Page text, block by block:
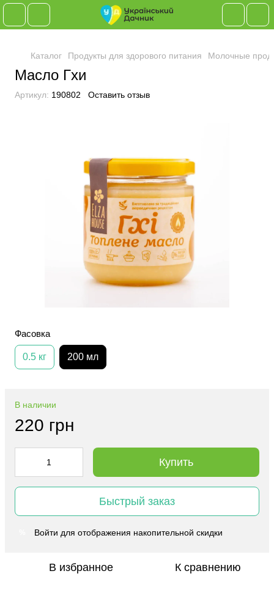
Каталог Продукты для здорового питания Молочные
Масло Гхи
Артикул: 190802 Оставить отзыв
Фасовка
0.5 кг 200 мл
В наличии
220 грн
Купить
Быстрый заказ
Войти для отображения накопительной скидки
В избранное К сравнению